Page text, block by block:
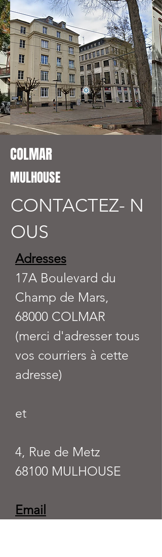
COLMAR
MULHOUSE
CONTACTEZ- N
OUS
Adresses
17A Boulevard du
Champ de Mars,
68000 COLMAR
(merci d'adresser tous
vos courriers à cette
adresse)
et
4, Rue de Metz
68100 MULHOUSE
Email